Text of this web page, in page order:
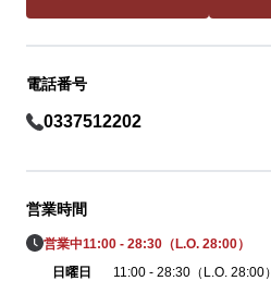
電話番号
0337512202
営業時間
営業中11:00 - 28:30（L.O. 28:00）
日曜日
11:00 - 28:30（L.O. 28:00）